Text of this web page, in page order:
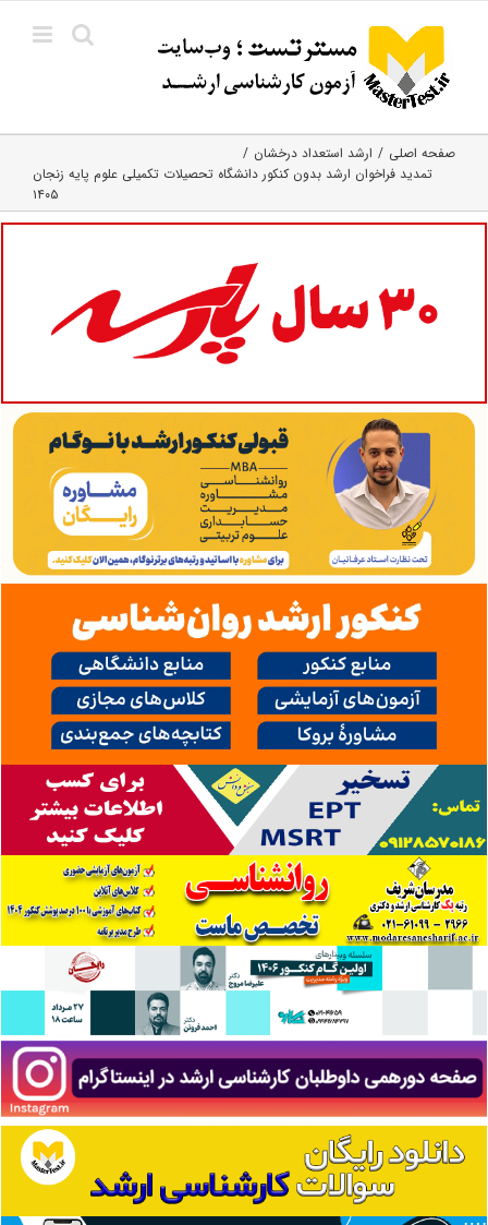
content
صفحه اصلی
ارشد استعداد درخشان
تمدید فراخوان ارشد بدون کنکور دانشگاه تحصیلات تکمیلی علوم پایه زنجان
۱۴۰۵